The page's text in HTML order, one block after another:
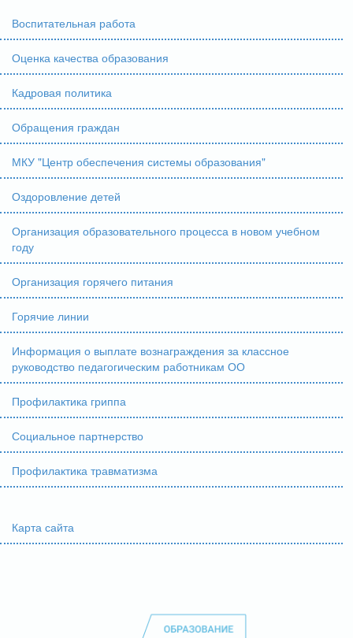
Воспитательная работа
Оценка качества образования
Кадровая политика
Обращения граждан
МКУ "Центр обеспечения системы образования"
Оздоровление детей
Организация образовательного процесса в новом учебном
году
Организация горячего питания
Горячие линии
Информация о выплате вознаграждения за классное
руководство педагогическим работникам ОО
Профилактика гриппа
Социальное партнерство
Профилактика травматизма
Карта сайта